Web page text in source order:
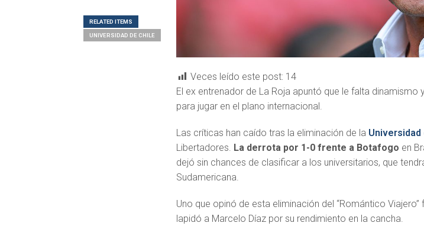
Veces leído este post: 14
El ex entrenador de La Roja apuntó que le falta dinamismo
para jugar en el plano internacional.
Las críticas han caído tras la eliminación de la Universidad
Libertadores. La derrota por 1-0 frente a Botafogo en
dejó sin chances de clasificar a los universitarios, que
Sudamericana.
Uno que opinó de esta eliminación del “Romántico Viajero”
lapidó a Marcelo Díaz por su rendimiento en la cancha.
RELATED ITEMS
UNIVERSIDAD DE CHILE